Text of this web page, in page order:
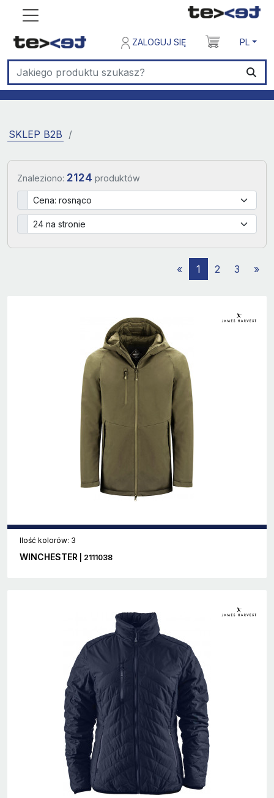
ZALOGUJ SIĘ PL
SKLEP B2B
Znaleziono: 2124 produktów
« 1 2 3 »
Ilość kolorów: 3
WINCHESTER | 2111038